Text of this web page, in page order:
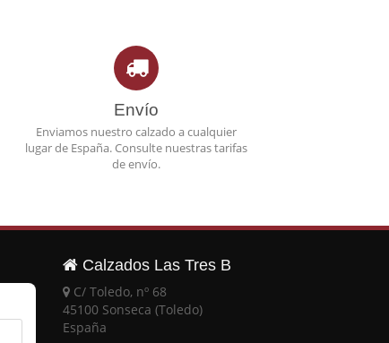
Envío
Enviamos nuestro calzado a cualquier
lugar de España. Consulte nuestras tarifas
de envío.
Calzados Las Tres B
C/ Toledo, nº 68
45100 Sonseca (Toledo)
España